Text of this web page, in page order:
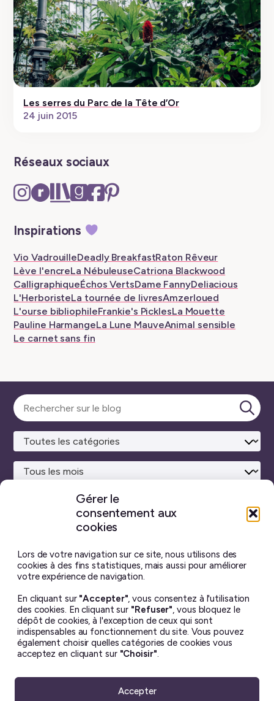
Gérer le
consentement aux
cookies
Lors de votre navigation sur ce site, nous utilisons des
cookies à des fins statistiques, mais aussi pour améliorer
votre expérience de navigation.
En cliquant sur "Accepter", vous consentez à l'utilisation
des cookies. En cliquant sur "Refuser", vous bloquez le
dépôt de cookies, à l'exception de ceux qui sont
indispensables au fonctionnement du site. Vous pouvez
également choisir quelles catégories de cookies vous
acceptez en cliquant sur "Choisir".
Accepter
Les serres du Parc de la Tête d’Or
24 juin 2015
Réseaux sociaux
Instagram
–
tab
Ravelry
–
tab
The
Storygraph
New
tab
Goodreads
–
tab
Facebook
–
Pinterest
Inspirations
Vio VadrouilleDeadly BreakfastRaton Rêveur
Lève l'encreLa NébuleuseCatriona Blackwood
CalligraphiqueÉchos VertsDame FannyDeliacious
L'HerboristeLa tournée de livresAmzerloued
L'ourse bibliophileFrankie's PicklesLa Mouette
Pauline HarmangeLa Lune MauveAnimal sensible
Le carnet sans fin
la
Sélectionner
une
réalisé avecWordPress ♥et beaucoup de café.
intelligence artificielle générative.J’ai pris toutes les
photos moi-même, et chaque billet est écrit à la main.
de la licenseCreative Commons BY-NC-ND 4.0.
Il ne peut en aucun cas être altéré ou reproduit à des fins
commerciales. Si vous souhaitez utiliser une de mes photos
– dans un but non lucratif uniquement – merci de me
demander la permission avant ☺︎